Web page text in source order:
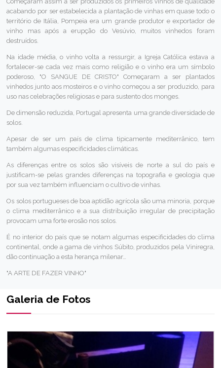
acabando por ser estabelecida a plantação de vinhas em quase todo o
território de Itália, Pompeia era um grande produtor e exportador de
vinho mas após a erupção do Vesúvio, muitos vinhedos foram
destruídos.
Na idade média, o vinho volta a ressurgir, a Igreja Católica estava a
fortalecer-se cada vez mais como religião e o vinho era um símbolo
poderoso, "O SANGUE DE CRISTO" Começaram a ser plantados
vinhedos junto aos mosteiros e o vinho começou a ser produzido, para
uso nas celebrações religiosas e para sustento dos monges.
De dimensão reduzida, Portugal apresenta uma grande diversidade de
solos.
Apesar de ser um país de clima tipicamente mediterrânico, tem
também algumas especificidades climáticas.
As diferenças entre os solos são visíveis de norte a sul do país e
justificam-se pelas grandes diferenças na topografia e geologia que
por sua vez também influenciam o cultivo de vinhas.
Os solos portugueses de boa aptidão agrícola são uma minoria, porque
o clima mediterrânico e a sua distribuição irregular de precipitação
provocam uma forte erosão nos solos.
É no interior do país que se notam algumas especificidades do clima
continental, onde a gama de vinhos Súbito, produzidos pela Viniregra,
dão continuação a esta herança milenar…
"A ARTE DE FAZER VINHO"
Galeria de Fotos